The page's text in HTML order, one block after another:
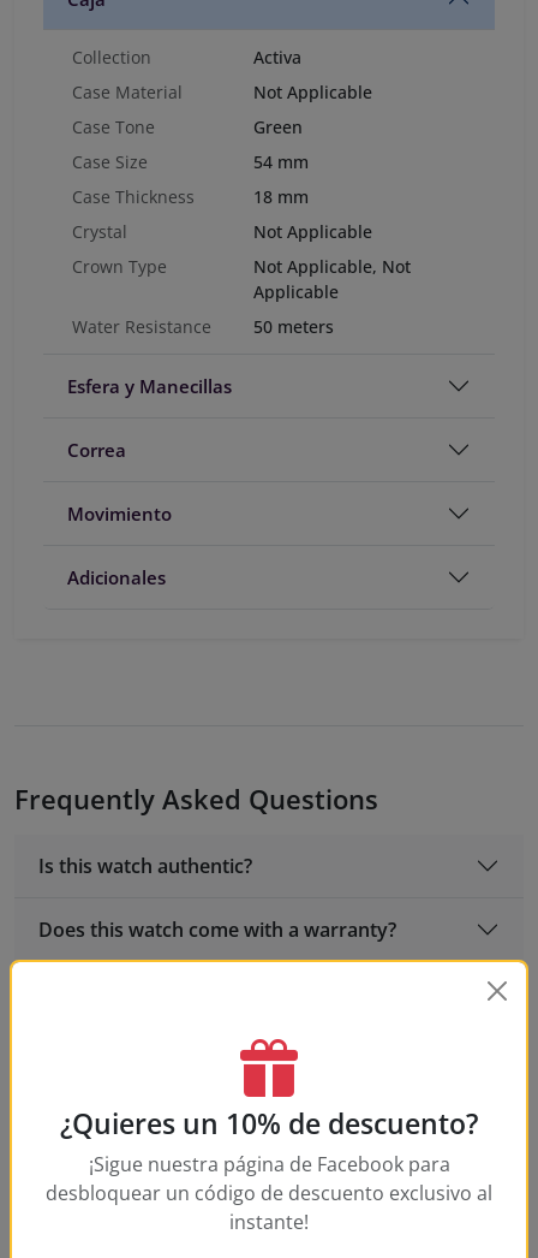
Collection
Activa
Case Material
Not Applicable
Case Tone
Green
Case Size
54 mm
Case Thickness
18 mm
Crystal
Not Applicable
Crown Type
Not Applicable, Not
Applicable
Water Resistance
50 meters
Esfera y Manecillas
Correa
Movimiento
Adicionales
Frequently Asked Questions
Is this watch authentic?
Does this watch come with a warranty?
What is your return policy?
How water-resistant is this watch?
What movement does this watch use?
¿Quieres un 10% de descuento?
¡Sigue nuestra página de Facebook para
desbloquear un código de descuento exclusivo al
instante!